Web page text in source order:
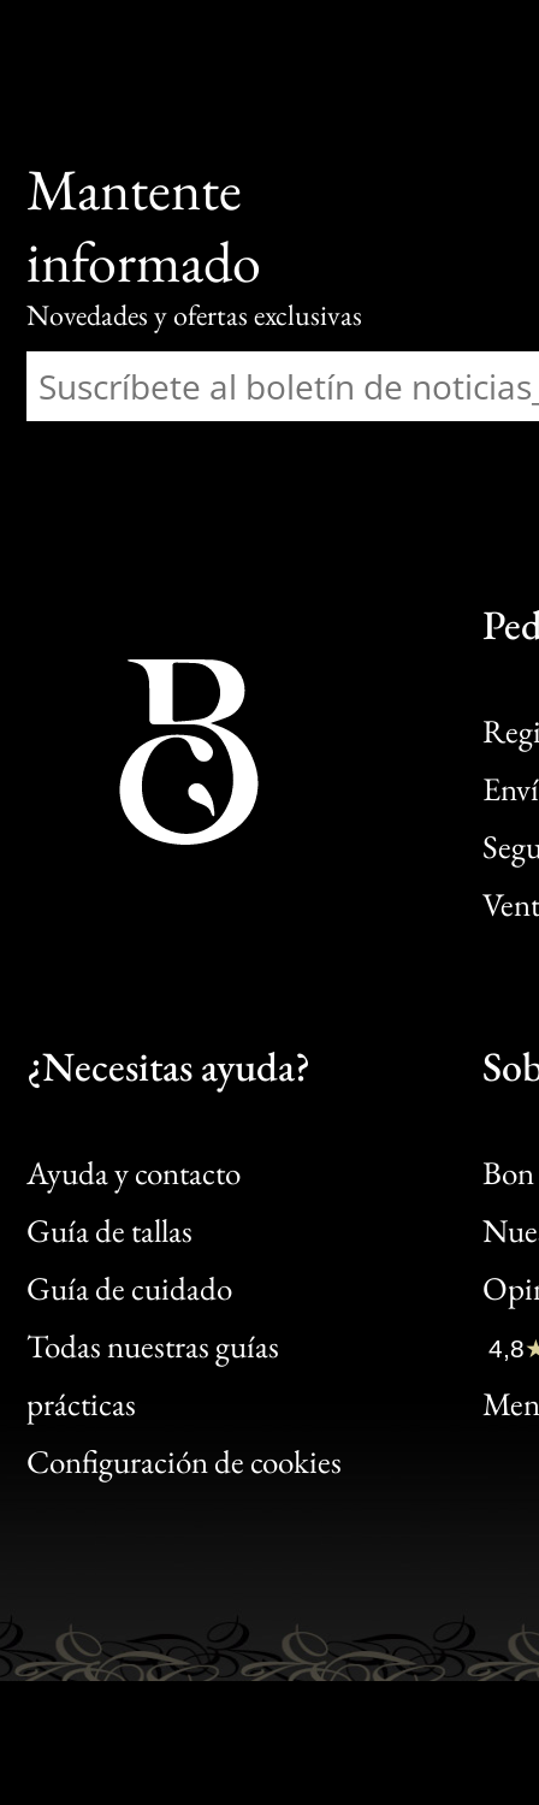
Mantente
informado
Novedades y ofertas exclusivas
¿Necesitas ayuda?
Ayuda y contacto
Guía de tallas
Guía de cuidado
Todas nuestras guías
prácticas
Configuración de cookies
Bon
Clic
Bon
4,8